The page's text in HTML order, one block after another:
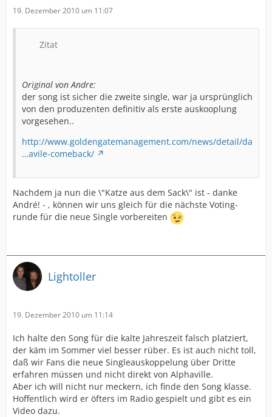
19. Dezember 2010 um 11:07
Zitat
Original von Andre:
der song ist sicher die zweite single, war ja ursprünglich
von den produzenten definitiv als erste auskooplung
vorgesehen..
http://www.goldengatemanagement.com/news/detail/da
…avile-comeback/
Nachdem ja nun die \"Katze aus dem Sack\" ist - danke
André! - , können wir uns gleich für die nächste Voting-
runde für die neue Single vorbereiten
Lightoller
19. Dezember 2010 um 11:14
Ich halte den Song für die kalte Jahreszeit falsch platziert,
der käm im Sommer viel besser rüber. Es ist auch nicht toll,
daß wir Fans die neue Singleauskoppelung über Dritte
erfahren müssen und nicht direkt von Alphaville.
Aber ich will nicht nur meckern, ich finde den Song klasse.
Hoffentlich wird er öfters im Radio gespielt und gibt es ein
Video dazu.